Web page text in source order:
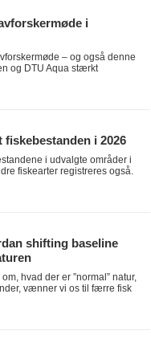
i
– og også denne
og DTU Aqua stærkt
i 2026
i udvalgte områder i
fiskearter registreres også.
shifting baseline
hvad der er ”normal” natur,
vænner vi os til færre fisk